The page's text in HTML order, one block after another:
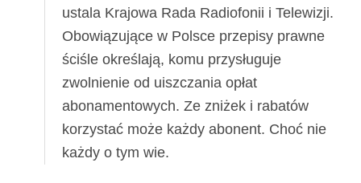
ustala Krajowa Rada Radiofonii i Telewizji.
Obowiązujące w Polsce przepisy prawne
ściśle określają, komu przysługuje
zwolnienie od uiszczania opłat
abonamentowych. Ze zniżek i rabatów
korzystać może każdy abonent. Choć nie
każdy o tym wie.